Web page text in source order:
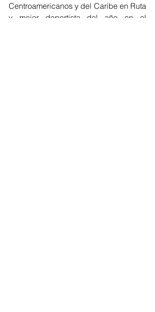
Centroamericanos y del Caribe en Ruta
y mejor deportista del año en el